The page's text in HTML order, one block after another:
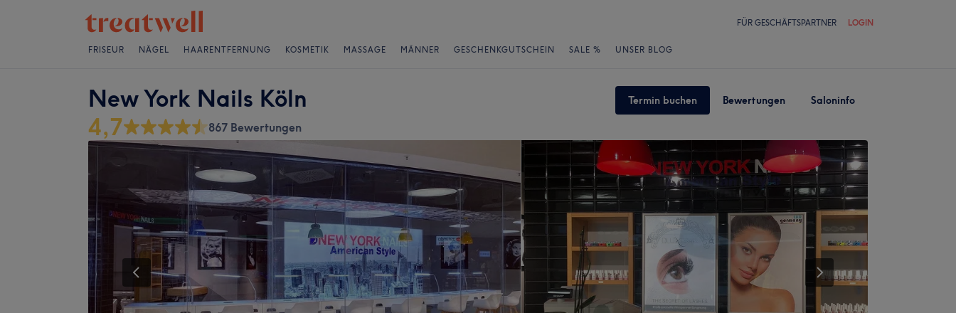
FÜR GESCHÄFTSPARTNER LOGIN
FRISEUR NÄGEL HAARENTFERNUNG KOSMETIK MASSAGE MÄNNER GESCHENKGUTSCHEIN SALE % UNSER BLOG
New York Nails Köln Termin buchen Bewertungen Saloninfo
4,7 867 Bewertungen